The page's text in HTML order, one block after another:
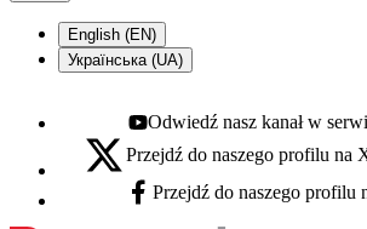
English (EN)
Українська (UA)
Youtube - otwiera się w nowej karcie
Odwiedź nasz kanał w
X - otwiera się w nowej karcie
Przejdź do naszego profilu na
Facebook - otwiera się w nowej karcie
Przejdź do naszego profilu